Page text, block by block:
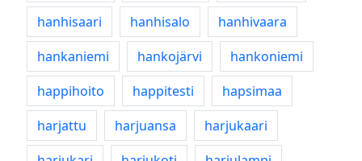
hanhisaari
hanhisalo
hanhivaara
hankaniemi
hankojärvi
hankoniemi
happihoito
happitesti
hapsimaa
harjattu
harjuansa
harjukaari